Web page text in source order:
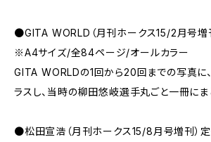
●GITA WORLD（月刊ホークス15/2月号
※A4サイズ/全84ページ/オールカラー
GITA WORLDの1回から20回までの写真に
ラスし、当時の柳田悠岐選手丸ごと一冊にま
●松田宣浩（月刊ホークス15/8月号増刊）